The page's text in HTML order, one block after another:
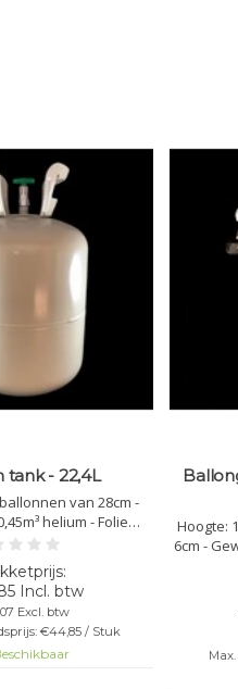
tank - 22,4L
van 28cm -
helium - Folie
kracht tot 4
blijven 5 tot 7
licht om te dragen
Incl. btw
Excl. btw
€44,85 / Stuk
Hoogte:
6cm -